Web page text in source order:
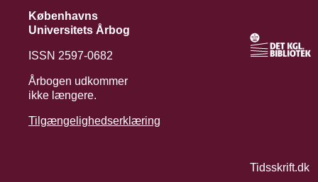
Københavns
Universitets Årbog
ISSN 2597-0682
Årbogen udkommer
ikke længere.
Tilgængelighedserklæring